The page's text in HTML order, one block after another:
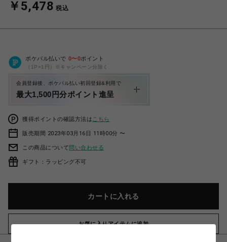
￥5,478 税込
ポケパル払いで 0〜0ポイント
（1P=1円）※キャンペーン分除く
会員登録後、ポケパル払い初回登録&利用で
最大1,500円分ポイント進呈
獲得ポイントの確認方法は こちら
販売期間 2023年03月16日 11時00分 〜
この商品について問い合わせる
ギフト：ラッピング不可
カートに入れる
お気に入りアイテムに追加